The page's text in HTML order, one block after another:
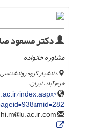
دکتر مسعود
مشاوره خانواده
دانشیار گروه
خرم آباد، ایران.
index.aspx?
lu.ac.ir.com